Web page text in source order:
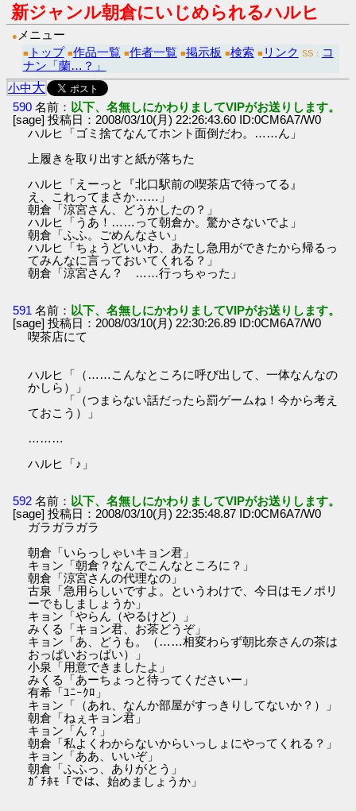
新ジャンル朝倉にいじめられるハルヒ
● メニュー
■ トップ ■作品一覧 ■作者一覧 ■掲示板 ■検索 ■ リンク SS： コ
ナン「蘭…？」
小中大
590 名前： 以下、名無しにかわりましてVIPがお送りします。
[sage] 投稿日：2008/03/10(月) 22:26:43.60 ID:0CM6A7/W0
ハルヒ「ゴミ捨てなんてホント面倒だわ。……ん」
上履きを取り出すと紙が落ちた
ハルヒ「えーっと『北口駅前の喫茶店で待ってる』
え、これってまさか……」
朝倉「涼宮さん、どうかしたの？」
ハルヒ「うあ！……って朝倉か。驚かさないでよ」
朝倉「ふふ。ごめんなさい」
ハルヒ「ちょうどいいわ、あたし急用ができたから帰るっ
てみんなに言っておいてくれる？」
朝倉「涼宮さん？ ……行っちゃった」
591 名前： 以下、名無しにかわりましてVIPがお送りします。
[sage] 投稿日：2008/03/10(月) 22:30:26.89 ID:0CM6A7/W0
喫茶店にて
ハルヒ「（……こんなところに呼び出して、一体なんなの
かしら）」
「（つまらない話だったら罰ゲームね！今から考え
ておこう）」
………
ハルヒ「♪」
592 名前： 以下、名無しにかわりましてVIPがお送りします。
[sage] 投稿日：2008/03/10(月) 22:35:48.87 ID:0CM6A7/W0
ガラガラガラ
朝倉「いらっしゃいキョン君」
キョン「朝倉？なんでこんなところに？」
朝倉「涼宮さんの代理なの」
古泉「急用らしいですよ。というわけで、今日はモノポリ
ーでもしましょうか」
キョン「やらん（やるけど）」
みくる「キョン君、お茶どうぞ」
キョン「あ、どうも。（……相変わらず朝比奈さんの茶は
おっぱいおっぱい）」
小泉「用意できましたよ」
みくる「あーちょっと待ってくださいー」
有希「ﾕﾆｰｸﾛ」
キョン「（あれ、なんか部屋がすっきりしてないか？）」
朝倉「ねぇキョン君」
キョン「ん？」
朝倉「私よくわからないからいっしょにやってくれる？」
キョン「ああ、いいぞ」
朝倉「ふふっ、ありがとう」
ｶﾞﾁﾎﾓ「では、始めましょうか」